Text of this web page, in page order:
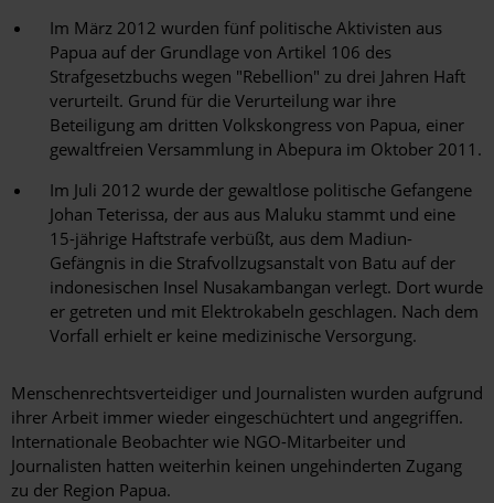
Im März 2012 wurden fünf politische Aktivisten aus
Papua auf der Grundlage von Artikel 106 des
Strafgesetzbuchs wegen "Rebellion" zu drei Jahren Haft
verurteilt. Grund für die Verurteilung war ihre
Beteiligung am dritten Volkskongress von Papua, einer
gewaltfreien Versammlung in Abepura im Oktober 2011.
Im Juli 2012 wurde der gewaltlose politische Gefangene
Johan Teterissa, der aus aus Maluku stammt und eine
15-jährige Haftstrafe verbüßt, aus dem Madiun-
Gefängnis in die Strafvollzugsanstalt von Batu auf der
indonesischen Insel Nusakambangan verlegt. Dort wurde
er getreten und mit Elektrokabeln geschlagen. Nach dem
Vorfall erhielt er keine medizinische Versorgung.
Menschenrechtsverteidiger und Journalisten wurden aufgrund
ihrer Arbeit immer wieder eingeschüchtert und angegriffen.
Internationale Beobachter wie NGO-Mitarbeiter und
Journalisten hatten weiterhin keinen ungehinderten Zugang
zu der Region Papua.